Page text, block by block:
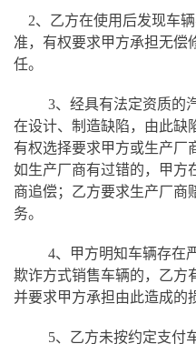
2、乙方在使用后发现车
准，有权要求甲方承担无偿
任。
3、经具有法定资质的
在设计、制造缺陷，由此缺
有权选择要求甲方或生产厂
如生产厂商有过错的，甲方
商追偿；乙方要求生产厂商
务。
4、甲方明知车辆存在
欺诈方式销售车辆的，乙方
并要求甲方承担由此造成的
5、乙方未按约定支付